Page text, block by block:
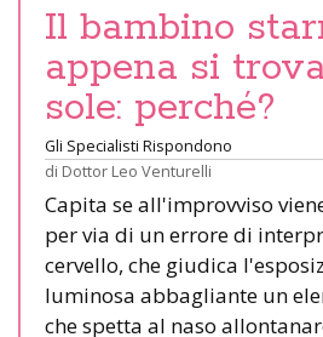
Il bambino
appena si
sole: perché?
Gli Specialisti Rispondono
di Dottor Leo Venturelli
Capita se all'improvviso
per via di un errore di
cervello, che giudica
luminosa abbagliante un
che spetta al naso